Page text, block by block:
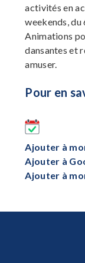
activités en
weekends,
Animations
dansantes et
amuser.
Pour en
Ajouter à
Ajouter à
Ajouter à